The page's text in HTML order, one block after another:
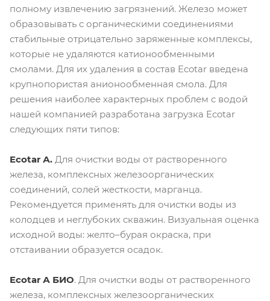
полному извлечению загрязнений. Железо может
образовывать с органическими соединениями
стабильные отрицательно заряженные комплексы,
которые не удаляются катионообменными
смолами. Для их удаления в состав Ecotar введена
крупнопористая анионообменная смола. Для
решения наиболее характерных проблем с водой
нашей компанией разработана загрузка Ecotar
следующих пяти типов:
Ecotar А. Для очистки воды от растворенного
железа, комплексных железоорганических
соединений, солей жесткости, марганца.
Рекомендуется применять для очистки воды из
колодцев и неглубоких скважин. Визуальная оценка
исходной воды: желто–бурая окраска, при
отстаивании образуется осадок.
Ecotar А БИО. Для очистки воды от растворенного
железа, комплексных железоорганических